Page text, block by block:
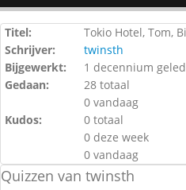
Titel:
Tokio Hotel, Tom,
Schrijver:
twinsth
Bijgewerkt:
1 decennium
Gedaan:
28 totaal
0 vandaag
Kudos:
0 totaal
0 deze week
0 vandaag
Quizzen van twinsth